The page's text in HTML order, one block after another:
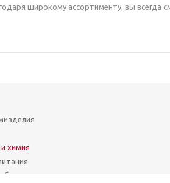
широкому ассортименту, вы всегда
химия